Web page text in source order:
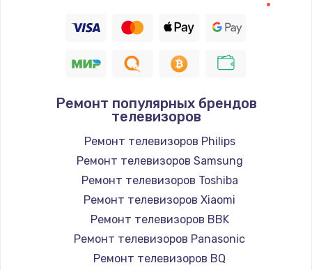
390 руб.
Замена Bluetooth/Wi-Fi модуля
800 руб.
Замена картридера
Заказать
Ремонт популярных брендов
телевизоров
Ремонт телевизоров Philips
Ремонт телевизоров Samsung
Ремонт телевизоров Toshiba
Ремонт телевизоров Xiaomi
Ремонт телевизоров BBK
Ремонт телевизоров Panasonic
Ремонт телевизоров BQ